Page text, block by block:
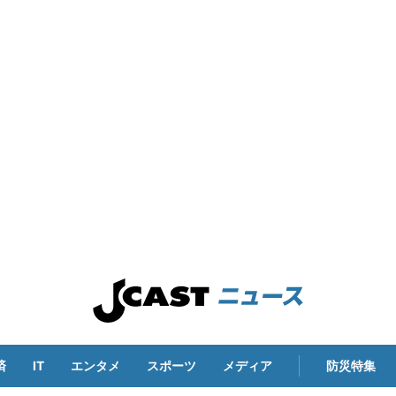
IT エンタメ スポーツ メディア 防災特集